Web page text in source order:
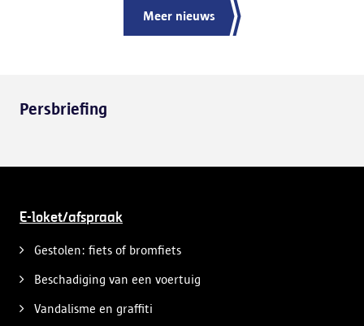
Meer nieuws
Persbriefing
E-loket/afspraak
Gestolen: fiets of bromfiets
Beschadiging van een voertuig
Vandalisme en graffiti